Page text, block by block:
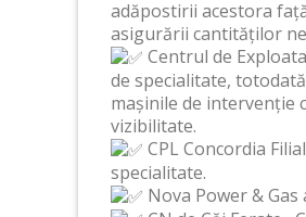
adăpostirii acestora
asigurării cantităților
Centrul de
de specialitate,
mașinile de intervenție
vizibilitate.
CPL Concordia
specialitate.
Nova Power &